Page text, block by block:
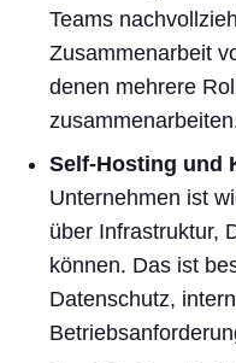
Teams
Zusammenarbeit
denen mehrere
Self-Hosting und
Unternehmen ist
über Infrastruktur,
können. Das ist
Datenschutz,